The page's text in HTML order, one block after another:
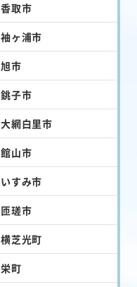
香取市
袖ヶ浦市
旭市
銚子市
大網白里市
館山市
いすみ市
匝瑳市
横芝光町
栄町